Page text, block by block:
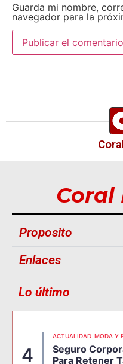
Guarda mi nombre,
navegador para la
Coral
Proposito
Enlaces
Lo último
4
ACTUALIDAD MODA Y
Seguro
Para Retener